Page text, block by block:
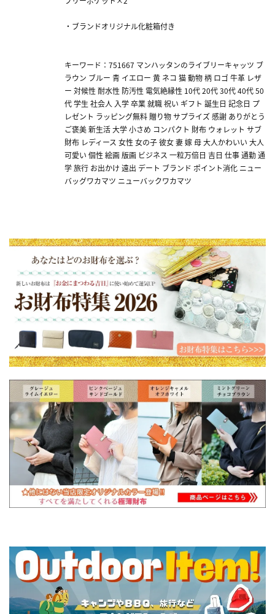
・ブランドオリジナル化粧箱付き
キーワード：751667 マンハッタンのライブリーキャッツ ブ
ラウン ブルー 青 イエロー 黄 ネコ 猫 動物 柄 ロゴ 牛革 レザ
ー 対候性 耐水性 防汚性 電気絶縁性 10代 20代 30代 40代 50
代 学生 社会人 入学 卒業 就職 祝い ギフト 誕生日 記念日 プ
レゼント ラッピング無料 贈り物 サプライズ 感謝 ありがとう
ご褒美 新生活 大学 小さめ コンパクト 財布 ウォレット サブ
財布 レディース 女性 女の子 彼女 妻 嫁 母 大人かわいい 大人
可愛い 個性 絵画 版画 ビジネス 一粒万倍日 吉日 仕事 通勤 通
学 旅行 お出かけ 遠出 デート ブランド ポイント消化 ニュー
バッグワカマツ ニューバックワカマツ